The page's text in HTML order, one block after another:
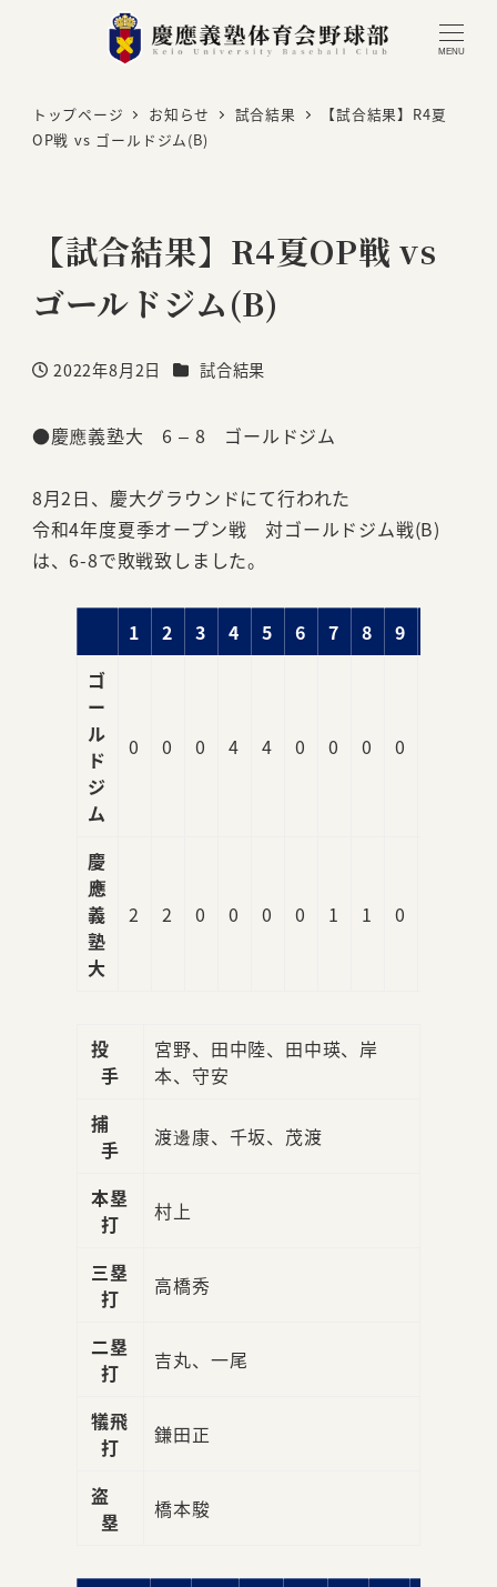
MENU
トップページ お知らせ 試合結果
【試合結果】R4夏
OP戦 vs ゴールドジム(B)
【試合結果】R4夏OP戦 vs
ゴールドジム(B)
投稿日
2022年8月2日 カテゴリー
試合結果
●慶應義塾大 6 – 8 ゴールドジム
8月2日、慶大グラウンドにて行われた
令和4年度夏季オープン戦 対ゴールドジム戦(B)
は、6-8で敗戦致しました。
1 2 3 4 5 6 7 8 9
ゴ
ー
ル
ド
ジ
ム
0 0 0 4 4 0 0 0 0
慶
應
義
塾
大
2 2 0 0 0 0 1 1 0
投
手
宮野、田中陸、田中瑛、岸
本、守安
捕
手
渡邊康、千坂、茂渡
本塁
打
村上
三塁
打
高橋秀
二塁
打
吉丸、一尾
犠飛
打
鎌田正
盗
塁
橋本駿